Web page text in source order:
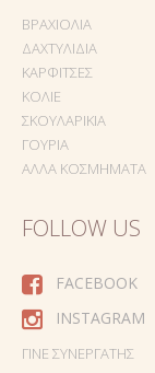
ΒΡΑΧΙΌΛΙΑ
ΔΑΧΤΥΛΊΔΙΑ
ΚΑΡΦΊΤΣΕΣ
ΚΟΛΙΈ
ΣΚΟΥΛΑΡΊΚΙΑ
ΓΟΎΡΙΑ
ΆΛΛΑ ΚΟΣΜΉΜΑΤΑ
FOLLOW US
FACEBOOK
INSTAGRAM
ΓΊΝΕ ΣΥΝΕΡΓΆΤΗΣ